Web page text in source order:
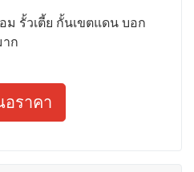
รั้วเตี้ย กั้นเขตแดน บอก
าก
อราคา